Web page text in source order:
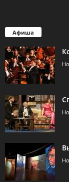
Афиша